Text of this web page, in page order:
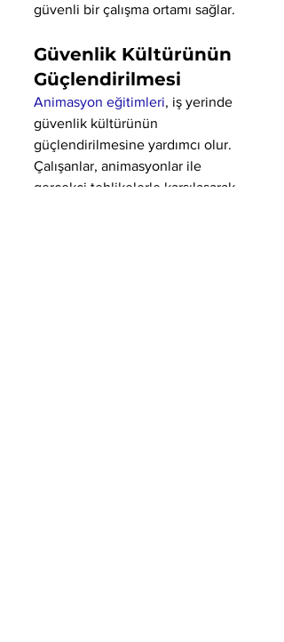
güvenli bir çalışma ortamı sağlar.
Güvenlik Kültürünün
Güçlendirilmesi
Animasyon eğitimleri, iş yerinde
güvenlik kültürünün
güçlendirilmesine yardımcı olur.
Çalışanlar, animasyonlar ile
gerçekçi tehlikelerle karşılaşarak